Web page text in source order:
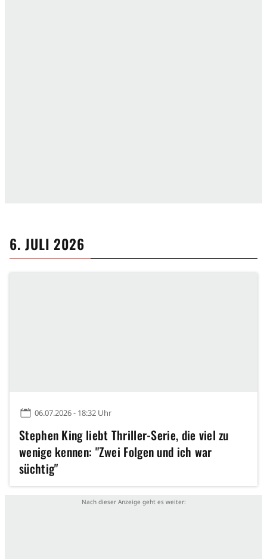
6. JULI 2026
06.07.2026 - 18:32 Uhr
Stephen King liebt Thriller-Serie, die viel zu
wenige kennen: "Zwei Folgen und ich war
süchtig"